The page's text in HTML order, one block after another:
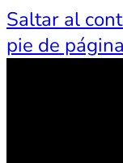
Saltar al
pie de página